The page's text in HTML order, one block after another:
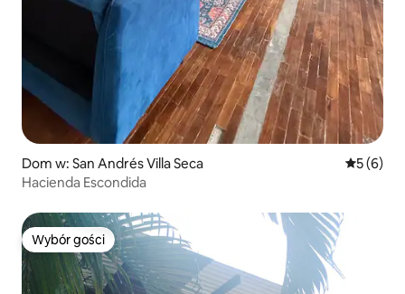
Dom w: San Andrés Villa Seca Średnia
5 (6)
Hacienda Escondida
Wybór gości
Wybór gości